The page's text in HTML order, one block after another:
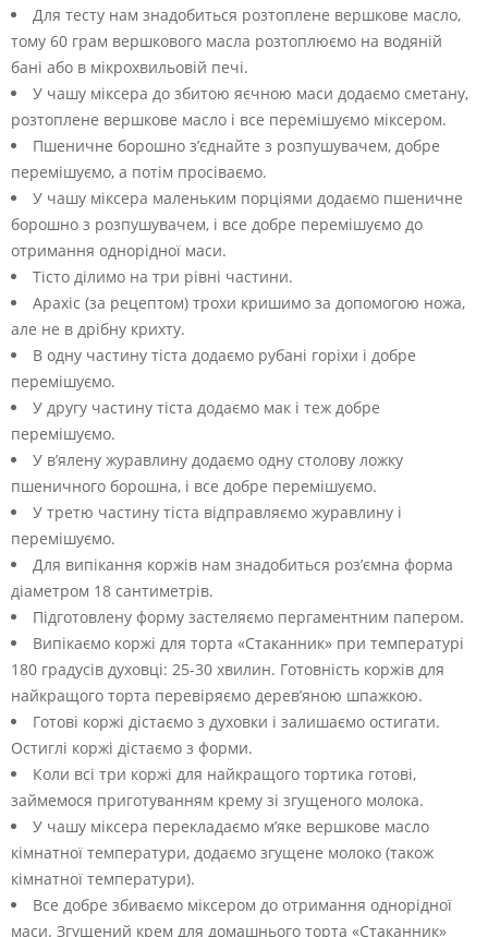
Для тесту нам знадобиться розтоплене вершкове масло,
тому 60 грам вершкового масла розтоплюємо на водяній
бані або в мікрохвильовій печі.
У чашу міксера до збитою яєчною маси додаємо сметану,
розтоплене вершкове масло і все перемішуємо міксером.
Пшеничне борошно з’єднайте з розпушувачем, добре
перемішуємо, а потім просіваємо.
У чашу міксера маленьким порціями додаємо пшеничне
борошно з розпушувачем, і все добре перемішуємо до
отримання однорідної маси.
Тісто ділимо на три рівні частини.
Арахіс (за рецептом) трохи кришимо за допомогою ножа,
але не в дрібну крихту.
В одну частину тіста додаємо рубані горіхи і добре
перемішуємо.
У другу частину тіста додаємо мак і теж добре
перемішуємо.
У в’ялену журавлину додаємо одну столову ложку
пшеничного борошна, і все добре перемішуємо.
У третю частину тіста відправляємо журавлину і
перемішуємо.
Для випікання коржів нам знадобиться роз’ємна форма
діаметром 18 сантиметрів.
Підготовлену форму застеляємо пергаментним папером.
Випікаємо коржі для торта «Стаканник» при температурі
180 градусів духовці: 25-30 хвилин. Готовність коржів для
найкращого торта перевіряємо дерев’яною шпажкою.
Готові коржі дістаємо з духовки і залишаємо остигати.
Остиглі коржі дістаємо з форми.
Коли всі три коржі для найкращого тортика готові,
займемося приготуванням крему зі згущеного молока.
У чашу міксера перекладаємо м’яке вершкове масло
кімнатної температури, додаємо згущене молоко (також
кімнатної температури).
Все добре збиваємо міксером до отримання однорідної
маси. Згущений крем для домашнього торта «Стаканник»